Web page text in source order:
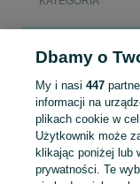
toyo blat
Mapa kategorii
Dbamy o
My i nasi 447
informacji na
plikach cookie w
Użytkownik może
klikając poniżej lub
prywatności. Te